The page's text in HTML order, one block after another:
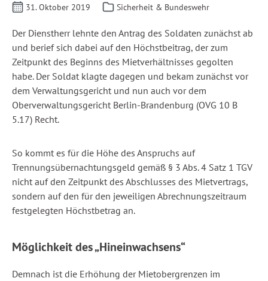
31. Oktober 2019 Sicherheit & Bundeswehr
Der Dienstherr lehnte den Antrag des Soldaten zunächst ab
und berief sich dabei auf den Höchstbeitrag, der zum
Zeitpunkt des Beginns des Mietverhältnisses gegolten
habe. Der Soldat klagte dagegen und bekam zunächst vor
dem Verwaltungsgericht und nun auch vor dem
Oberverwaltungsgericht Berlin-Brandenburg (OVG 10 B
5.17) Recht.
So kommt es für die Höhe des Anspruchs auf
Trennungsübernachtungsgeld gemäß § 3 Abs. 4 Satz 1 TGV
nicht auf den Zeitpunkt des Abschlusses des Mietvertrags,
sondern auf den für den jeweiligen Abrechnungszeitraum
festgelegten Höchstbetrag an.
Möglichkeit des „Hineinwachsens“
Demnach ist die Erhöhung der Mietobergrenzen im